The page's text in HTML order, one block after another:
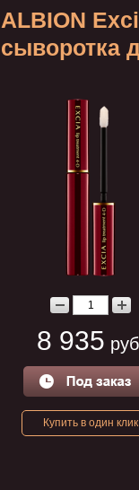
ALBION
сыворотка
8 935
Купить в один клик